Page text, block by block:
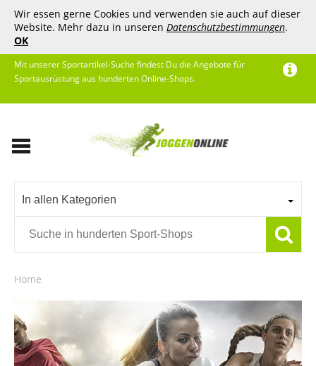
Wir essen gerne Cookies und verwenden sie auch auf dieser
Website. Mehr dazu in unseren Datenschutzbestimmungen.
OK
Mit unserer Sportartikel-Suche findest Du die Angebote für
Sportausrüstung aus hunderten Online-Shops.
In allen Kategorien
Home